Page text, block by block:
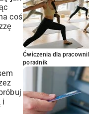
coś
i
Ćwiczenia dla
poradnik